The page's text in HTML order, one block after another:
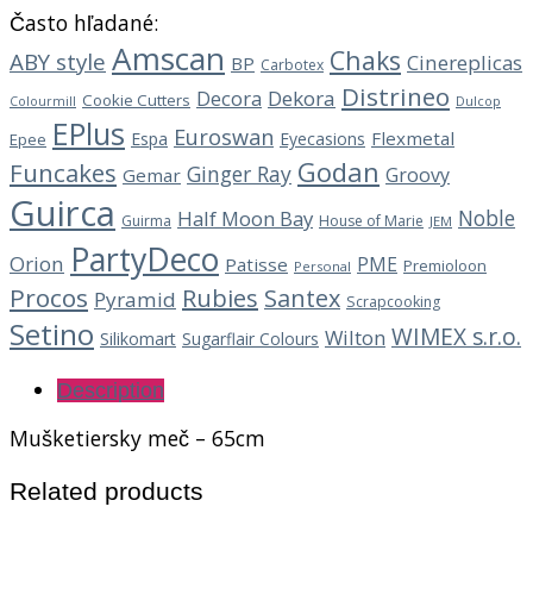
Často hľadané:
ABY style Amscan BP Carbotex Chaks Cinereplicas
Colourmill Cookie Cutters Decora Dekora Distrineo Dulcop
Epee EPlus Espa Euroswan Eyecasions Flexmetal
Funcakes Gemar Ginger Ray Godan Groovy
Guirca Guirma Half Moon Bay House of Marie JEM Noble
Orion PartyDeco Patisse Personal PME Premioloon
Procos Pyramid Rubies Santex Scrapcooking
Setino Silikomart Sugarflair Colours Wilton WIMEX s.r.o.
Description
Mušketiersky meč – 65cm
Related products